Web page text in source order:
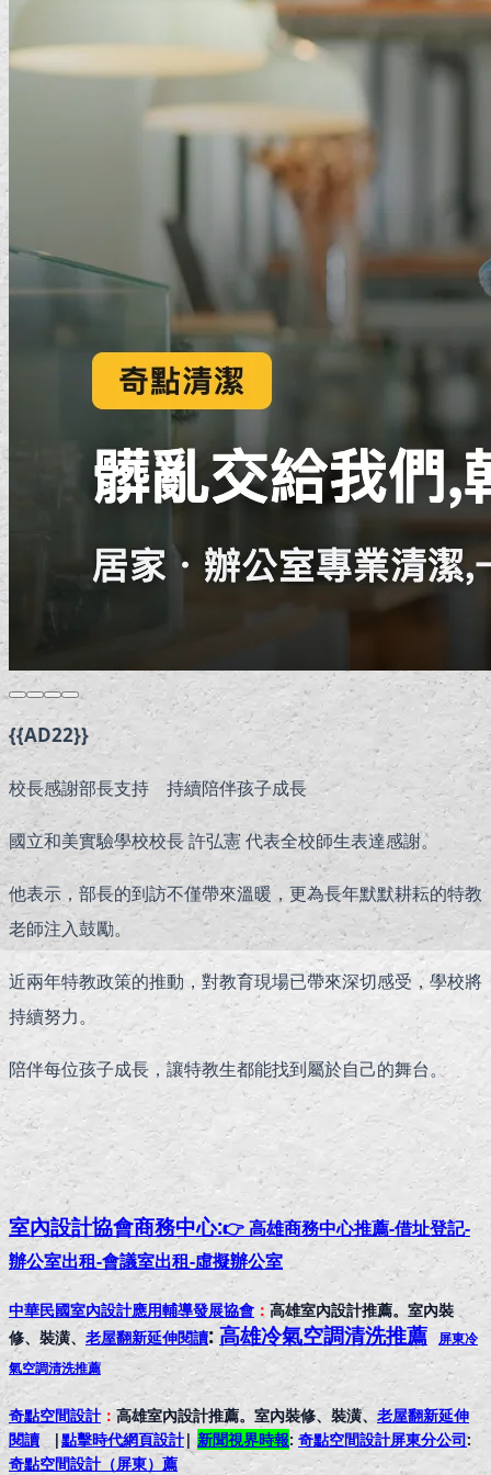
{{AD22}}
校長感謝部長支持 持續陪伴孩子成長
國立和美實驗學校校長 許弘憲 代表全校師生表達感謝。
他表示，部長的到訪不僅帶來溫暖，更為長年默默耕耘的特教
老師注入鼓勵。
近兩年特教政策的推動，對教育現場已帶來深切感受，學校將
持續努力。
陪伴每位孩子成長，讓特教生都能找到屬於自己的舞台。
室內設計協會商務中心:👉 高雄商務中心推薦-借址登記-
辦公室出租-會議室出租-虛擬辦公室
中華民國室內設計應用輔導發展協會 ： 高雄室內設計推薦。室內裝
修、裝潢、老屋翻新延伸閱讀: 高雄冷氣空調清洗推薦 屏東冷
氣空調清洗推薦
奇點空間設計： 高雄室內設計推薦。室內裝修、裝潢、 老屋翻新延伸
閱讀 |點擊時代網頁設計|新聞視界時報: 奇點空間設計屏東分公司:
奇點空間設計（屏東） 薦